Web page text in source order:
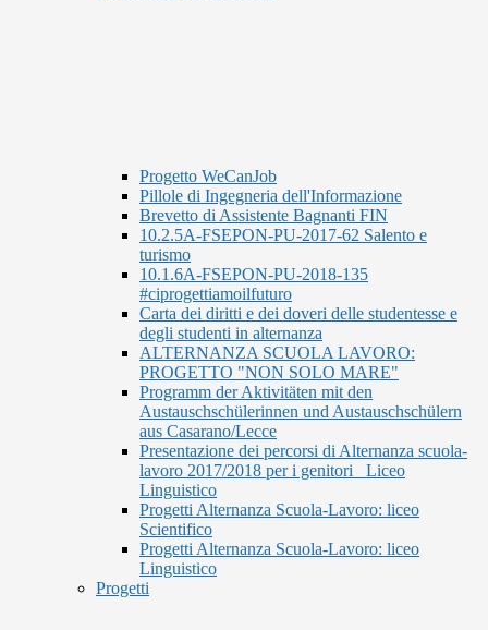
Progetto WeCanJob
Pillole di Ingegneria dell'Informazione
Brevetto di Assistente Bagnanti FIN
10.2.5A-FSEPON-PU-2017-62 Salento e
turismo
10.1.6A-FSEPON-PU-2018-135
#ciprogettiamoilfuturo
Carta dei diritti e dei doveri delle studentesse e
degli studenti in alternanza
ALTERNANZA SCUOLA LAVORO:
PROGETTO "NON SOLO MARE"
Programm der Aktivitäten mit den
Austauschschülerinnen und Austauschschülern
aus Casarano/Lecce
Presentazione dei percorsi di Alternanza scuola-
lavoro 2017/2018 per i genitori_ Liceo
Linguistico
Progetti Alternanza Scuola-Lavoro: liceo
Scientifico
Progetti Alternanza Scuola-Lavoro: liceo
Linguistico
Progetti